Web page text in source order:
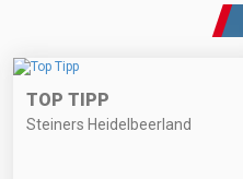
TOP TIPP
Steiners Heidelbeerland